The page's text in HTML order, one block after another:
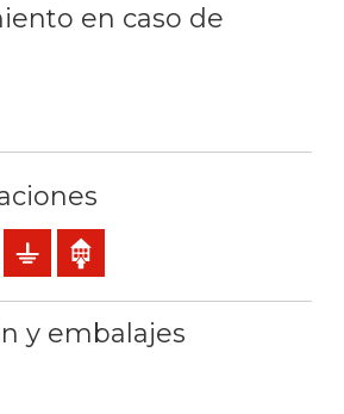
en caso de
de la llama
o equipos
Puesta a tierra
Uso interior
y embalajes